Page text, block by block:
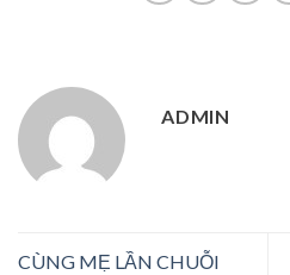
ADMIN
CÙNG MẸ LẦN CHUỖI